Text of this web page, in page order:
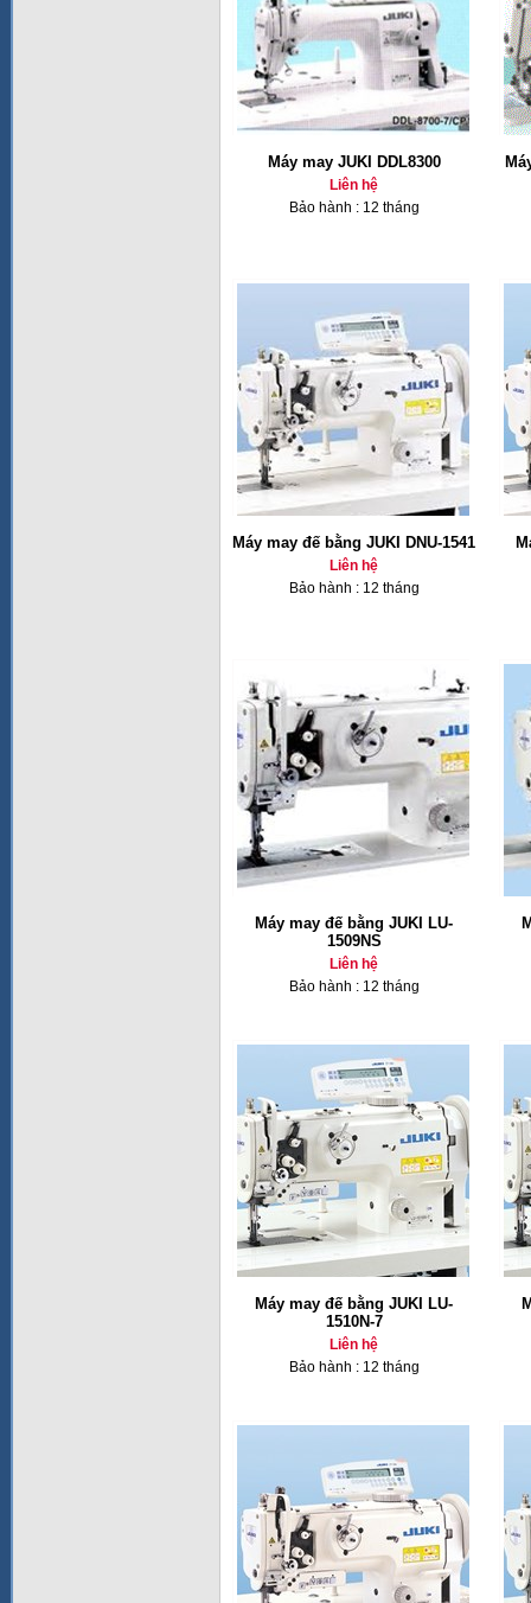
Máy may JUKI DDL8300
Liên hệ
Bảo hành : 12 tháng
Máy may đế bằng JUKI DNU-1541
Liên hệ
Bảo hành : 12 tháng
Máy may đế bằng JUKI LU-
1509NS
Liên hệ
Bảo hành : 12 tháng
Máy may đế bằng JUKI LU-
1510N-7
Liên hệ
Bảo hành : 12 tháng